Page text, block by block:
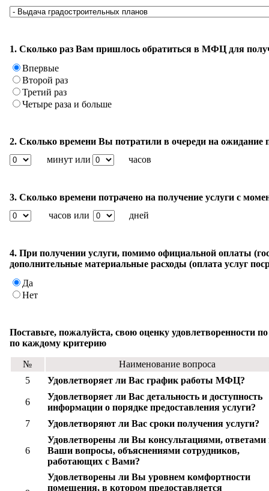
1. Сколько раз Вам пришлось обратиться в МФЦ для
Впервые
Второй раз
Третий раз
Четыре раза и больше
2. Сколько времени Вы потратили в очереди на ожидание
минут или
часов
3. Сколько времени потрачено на получение услуги с
часов или
дней
4. При получении услуги, помимо официальной оплаты
дополнительные материальные расходы (оплата услуг
Да
Нет
Поставьте, пожалуйста, свою оценку удовлетворенности
по каждому критерию
№
Наименование вопроса
5
Удовлетворяет ли Вас график работы МФЦ?
6
Удовлетворяет ли Вас детальность и доступность
информации о порядке предоставления услуги?
7
Удовлетворяют ли Вас сроки получения услуги?
6
Удовлетворены ли Вы консультациями, ответами
Ваши вопросы, объяснениями сотрудников,
работающих с Вами?
Удовлетворены ли Вы уровнем комфортности
помещения, в котором предоставляется